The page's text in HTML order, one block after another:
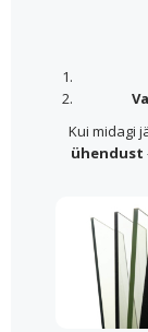
Kui midagi
ühendust